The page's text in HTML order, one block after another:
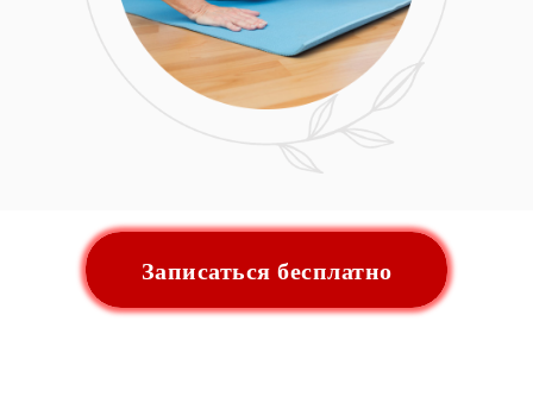
Записаться бесплатно